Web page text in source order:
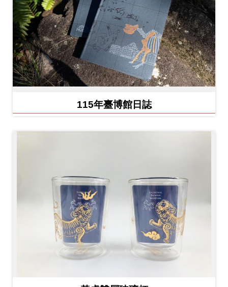
Ba
ha
sa
Ind
on
esi
a
Tiế
ng
Việ
t
115年臺博館日誌